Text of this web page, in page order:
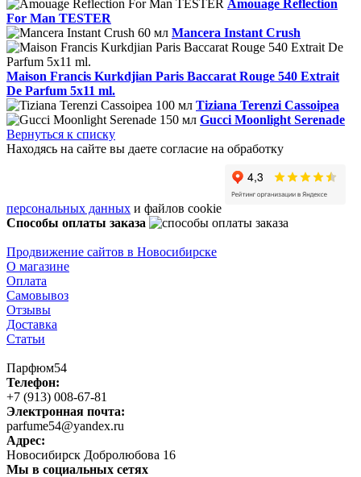
Amouage Reflection
For Man TESTER
Mancera Instant Crush
Maison Francis Kurkdjian Paris Baccarat Rouge 540 Extrait
De Parfum 5x11 ml.
Tiziana Terenzi Cassoipea
Gucci Moonlight Serenade
Вернуться к списку
Находясь на сайте вы даете согласие на обработку
персональных данных и файлов cookie
Способы оплаты заказа
Продвижение сайтов в Новосибирске
О магазине
Оплата
Самовывоз
Отзывы
Доставка
Статьи
Парфюм54
Телефон:
+7 (913) 008-67-81
Электронная почта:
parfume54@yandex.ru
Адрес:
Новосибирск Добролюбова 16
Мы в социальных сетях